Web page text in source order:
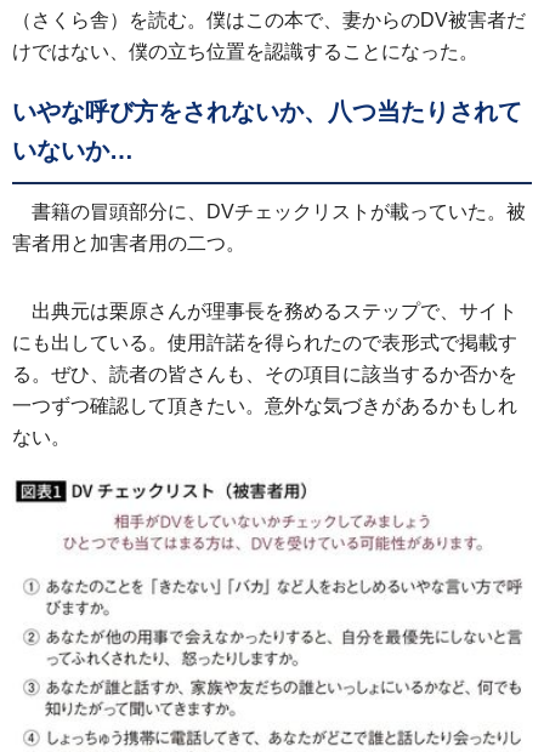
（さくら舎）を読む。僕はこの本で、妻からのDV被害者だ
けではない、僕の立ち位置を認識することになった。
いやな呼び方をされないか、八つ当たりされて
いないか…
書籍の冒頭部分に、DVチェックリストが載っていた。被
害者用と加害者用の二つ。
出典元は栗原さんが理事長を務めるステップで、サイト
にも出している。使用許諾を得られたので表形式で掲載す
る。ぜひ、読者の皆さんも、その項目に該当するか否かを
一つずつ確認して頂きたい。意外な気づきがあるかもしれ
ない。